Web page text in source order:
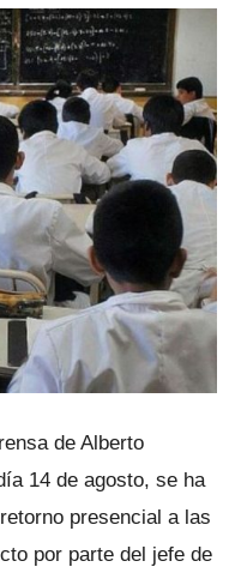
de Alberto
14 de agosto, se ha
presencial a las
por parte del jefe de